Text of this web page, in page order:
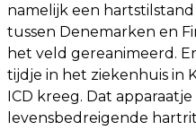
namelijk een
tussen Denemarken en
het veld gereanimeerd.
tijdje in het ziekenhuis in
ICD kreeg. Dat
levensbedreigende